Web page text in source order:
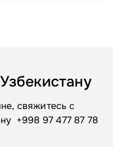
свяжитесь с
+998 97 477 87 78